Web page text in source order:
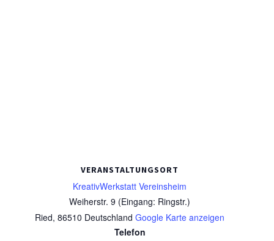
VERANSTALTUNGSORT
KreativWerkstatt Vereinsheim
Weiherstr. 9 (Eingang: Ringstr.)
Ried, 86510 Deutschland Google Karte anzeigen
Telefon